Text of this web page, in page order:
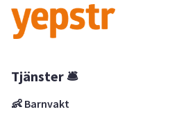
Tjänster 🛎
👶 Barnvakt